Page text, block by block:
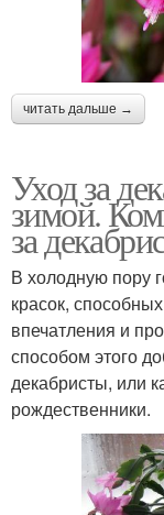
читать дальше →
Уход за
зимой.
за
В холодную пору
красок,
впечатления и
способом этого
декабристы, или
рождественники.